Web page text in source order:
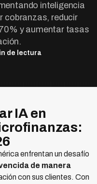
inteligencia
cobranzas, reducir
y aumentar tasas
de lectura
IA en
enfrentan un desafío
de manera
con sus clientes. Con